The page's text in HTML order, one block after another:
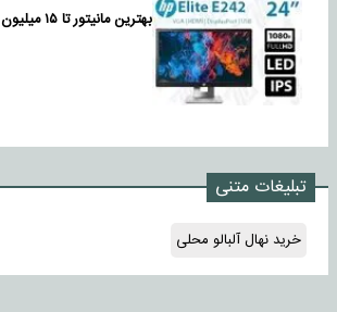
بهترین مانیتور تا ۱۵ میلیون تومان
تبلیغات متنی
خرید نهال آلبالو محلی